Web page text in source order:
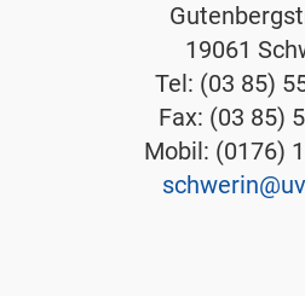
19061
Tel: (03 85)
Fax: (03 85)
Mobil: (0176)